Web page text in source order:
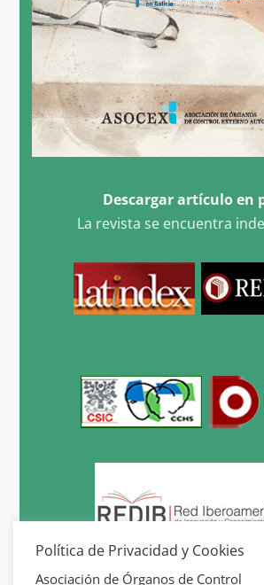
Descargar artículo en
La revista se encuentra
Política de Privacidad y Cookies
Asociación de Órganos de Control